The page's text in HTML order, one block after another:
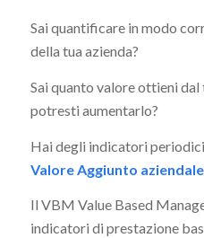
Sai quantificare in modo
della tua azienda?
Sai quanto valore ottieni
potresti aumentarlo?
Hai degli indicatori
Valore Aggiunto aziendale
Il VBM Value Based
indicatori di prestazione